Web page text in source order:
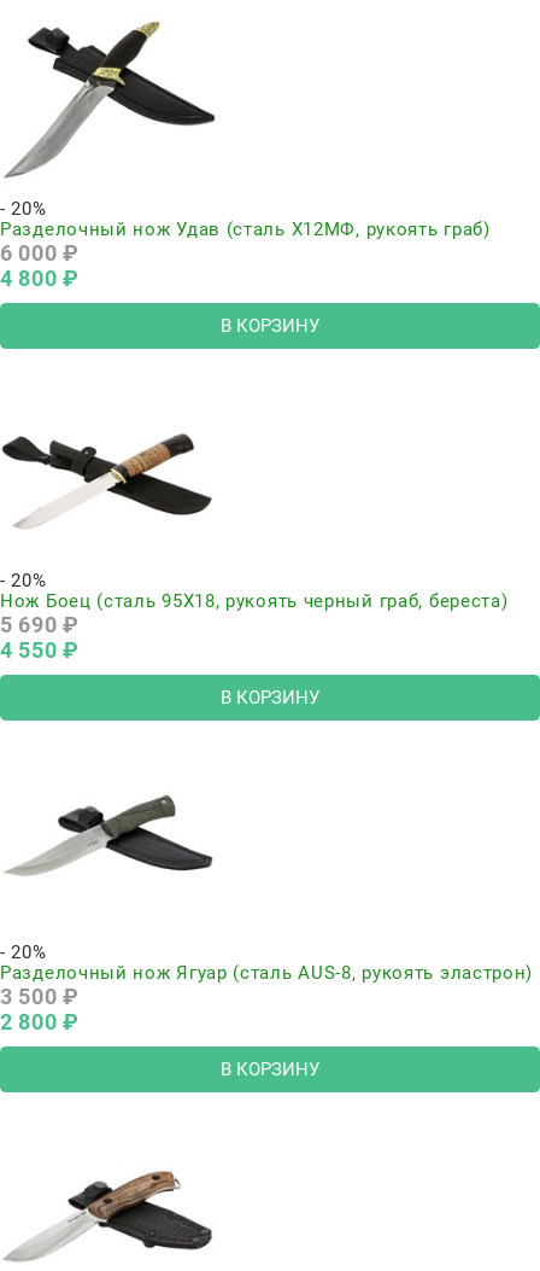
- 20%
Разделочный нож Удав (сталь Х12МФ, рукоять граб)
6 000 ₽
4 800 ₽
В КОРЗИНУ
- 20%
Нож Боец (сталь 95Х18, рукоять черный граб, береста)
5 690 ₽
4 550 ₽
В КОРЗИНУ
- 20%
Разделочный нож Ягуар (сталь AUS-8, рукоять эластрон)
3 500 ₽
2 800 ₽
В КОРЗИНУ